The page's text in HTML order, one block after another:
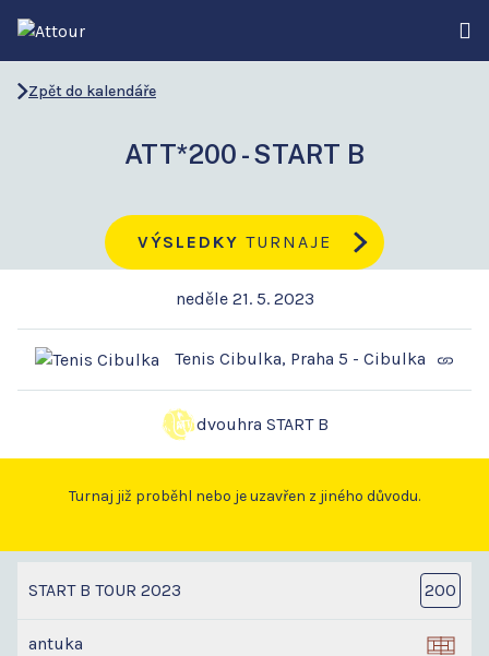
Zpět do kalendáře
ATT*200 - START B
VÝSLEDKY TURNAJE
neděle 21. 5. 2023
Tenis Cibulka, Praha 5 - Cibulka
dvouhra START B
Turnaj již proběhl nebo je uzavřen z jiného důvodu.
START B TOUR 2023 200
antuka